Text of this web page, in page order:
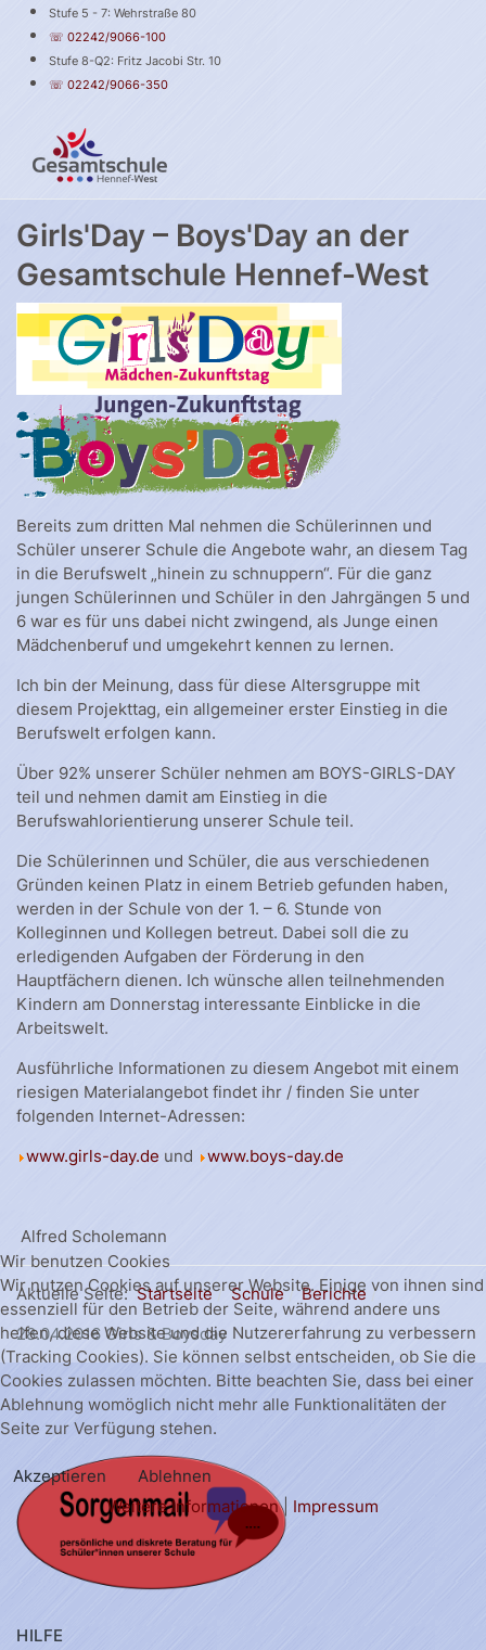
Stufe 5 - 7: Wehrstraße 80
☏ 02242/9066-100
Stufe 8-Q2: Fritz Jacobi Str. 10
☏ 02242/9066-350
Girls'Day – Boys'Day an der
Gesamtschule Hennef-West
Bereits zum dritten Mal nehmen die Schülerinnen und
Schüler unserer Schule die Angebote wahr, an diesem Tag
in die Berufswelt „hinein zu schnuppern“. Für die ganz
jungen Schülerinnen und Schüler in den Jahrgängen 5 und
6 war es für uns dabei nicht zwingend, als Junge einen
Mädchenberuf und umgekehrt kennen zu lernen.
Ich bin der Meinung, dass für diese Altersgruppe mit
diesem Projekttag, ein allgemeiner erster Einstieg in die
Berufswelt erfolgen kann.
Über 92% unserer Schüler nehmen am BOYS-GIRLS-DAY
teil und nehmen damit am Einstieg in die
Berufswahlorientierung unserer Schule teil.
Die Schülerinnen und Schüler, die aus verschiedenen
Gründen keinen Platz in einem Betrieb gefunden haben,
werden in der Schule von der 1. – 6. Stunde von
Kolleginnen und Kollegen betreut. Dabei soll die zu
erledigenden Aufgaben der Förderung in den
Hauptfächern dienen. Ich wünsche allen teilnehmenden
Kindern am Donnerstag interessante Einblicke in die
Arbeitswelt.
Ausführliche Informationen zu diesem Angebot mit einem
riesigen Materialangebot findet ihr / finden Sie unter
folgenden Internet-Adressen:
www.girls-day.de und www.boys-day.de
Alfred Scholemann
Aktuelle Seite:Startseite Schule
Berichte
28.04.2016 Girls & Boysday
HILFE
Wir benutzen Cookies
Wir nutzen Cookies auf unserer Website. Einige von ihnen sind
essenziell für den Betrieb der Seite, während andere uns
helfen, diese Website und die Nutzererfahrung zu verbessern
(Tracking Cookies). Sie können selbst entscheiden, ob Sie die
Cookies zulassen möchten. Bitte beachten Sie, dass bei einer
Ablehnung womöglich nicht mehr alle Funktionalitäten der
Seite zur Verfügung stehen.
Akzeptieren
Ablehnen
Weitere Informationen| Impressum